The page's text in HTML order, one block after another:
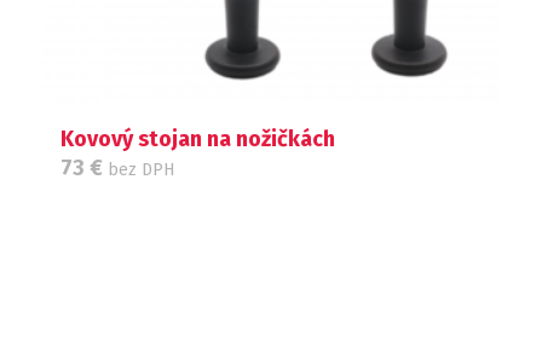
Kovový stojan na nožičkách
73 € bez DPH